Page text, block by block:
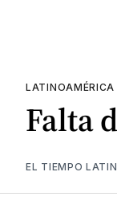
LATINOAMÉRICA
Falta
EL TIEMPO